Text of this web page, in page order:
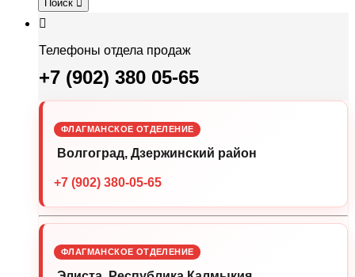
Поиск
Телефоны отдела продаж
+7 (902) 380 05-65
ФЛАГМАНСКОЕ ОТДЕЛЕНИЕ
Волгоград, Дзержинский район
+7 (902) 380-05-65
ФЛАГМАНСКОЕ ОТДЕЛЕНИЕ